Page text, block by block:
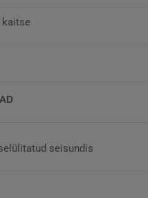
kaitse
seisundis